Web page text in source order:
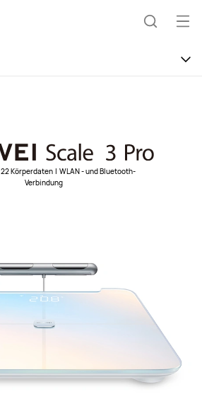
22 Körperdaten | WLAN - und Bluetooth-
Verbindung